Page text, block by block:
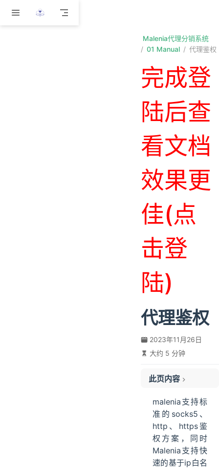
跳至主要內容
Malenia代理分销系统
01 Manual
代理鉴权
完成登
陆后查
看文档
效果更
佳(点
击登
陆)
代理鉴权
2023年11月26日
大约 5 分钟
此页内容
隧道路由参数
CIDR
白名单范围
白名单缺陷
malenia支持标
准的socks5、
http、https鉴
权方案，同时
Malenia支持快
速的基于ip白名